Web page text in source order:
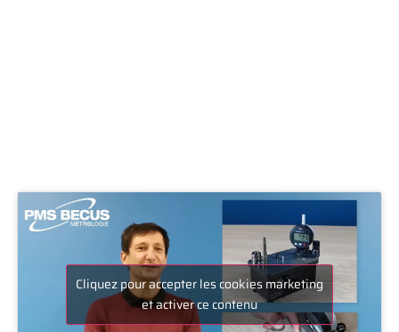
Cliquez pour accepter les cookies marketing
et activer ce contenu